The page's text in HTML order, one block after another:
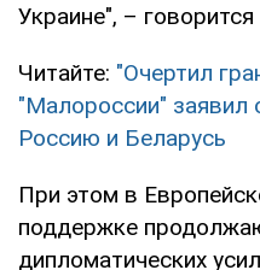
Украине", –
Читайте: "Очертил
"Малороссии" заявил
Россию и Беларусь
При этом в
поддержке
дипломатических